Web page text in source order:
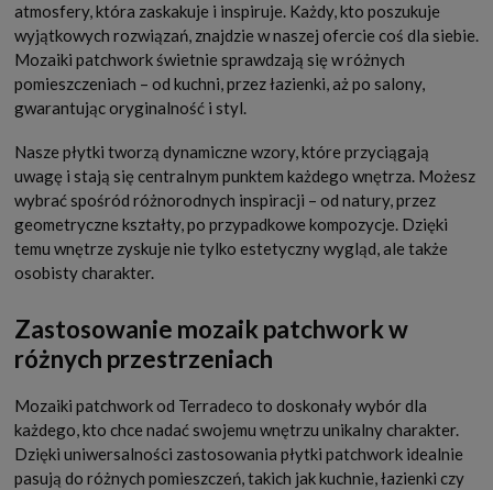
atmosfery, która zaskakuje i inspiruje. Każdy, kto poszukuje
wyjątkowych rozwiązań, znajdzie w naszej ofercie coś dla siebie.
Mozaiki patchwork świetnie sprawdzają się w różnych
pomieszczeniach – od kuchni, przez łazienki, aż po salony,
gwarantując oryginalność i styl.
Nasze płytki tworzą dynamiczne wzory, które przyciągają
uwagę i stają się centralnym punktem każdego wnętrza. Możesz
wybrać spośród różnorodnych inspiracji – od natury, przez
geometryczne kształty, po przypadkowe kompozycje. Dzięki
temu wnętrze zyskuje nie tylko estetyczny wygląd, ale także
osobisty charakter.
Zastosowanie mozaik patchwork w
różnych przestrzeniach
Mozaiki patchwork od Terradeco to doskonały wybór dla
każdego, kto chce nadać swojemu wnętrzu unikalny charakter.
Dzięki uniwersalności zastosowania płytki patchwork idealnie
pasują do różnych pomieszczeń, takich jak kuchnie, łazienki czy